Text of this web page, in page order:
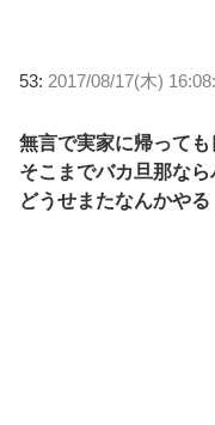
53: 2017/08/17(木)
無言で実家に帰っても
そこまでバカ旦那な
どうせまたなんかやる